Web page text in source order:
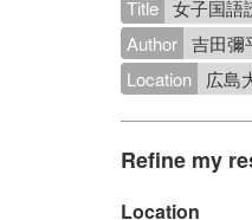
Title 女子国語
Author 吉田彌
Location
広島
Refine my
Location